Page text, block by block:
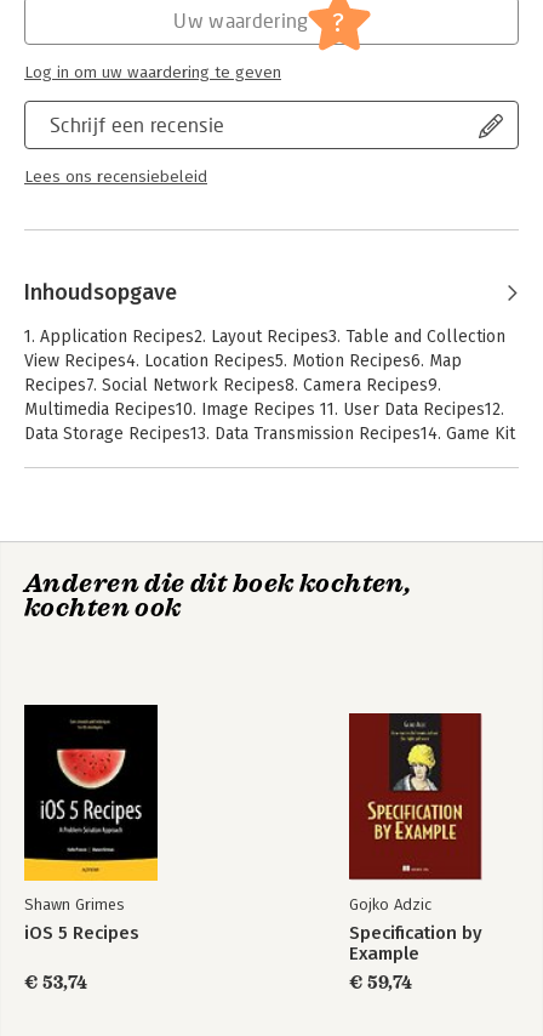
-Building location-aware apps
-Understanding best practices for application design and
You'll find iOS 6 Recipes: A Problem-Solution Approach to be
an indispensable reference for all of your iOS development.
IT-management / ICT
Schrijf een recensie
Lees ons recensiebeleid
Uw waardering ?
Log in om uw waardering te geven
Inhoudsopgave
1. Application Recipes2. Layout Recipes3. Table and Collection
View Recipes4. Location Recipes5. Motion Recipes6. Map
Recipes7. Social Network Recipes8. Camera Recipes9.
Multimedia Recipes10. Image Recipes 11. User Data Recipes12.
Data Storage Recipes13. Data Transmission Recipes14. Game Kit
Anderen die dit boek kochten,
kochten ook
Shawn Grimes
iOS 5 Recipes
€ 53,74
Gojko Adzic
Specification by
Example
€ 59,74